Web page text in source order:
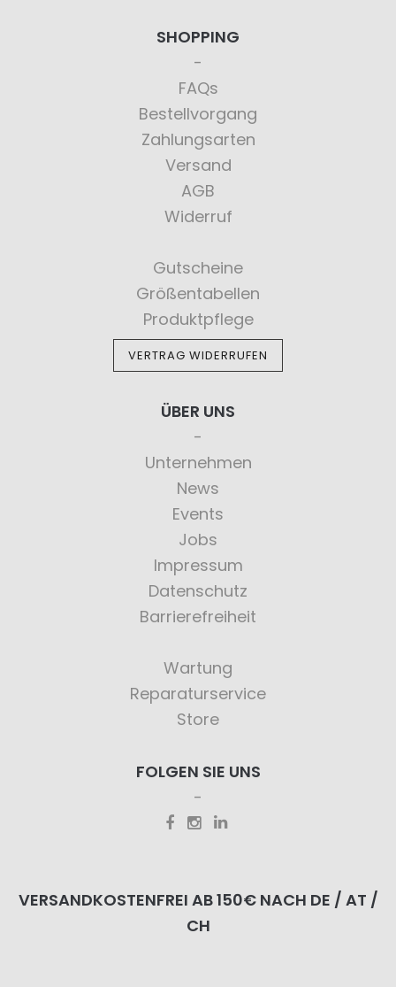
SHOPPING
FAQs
Bestellvorgang
Zahlungsarten
Versand
AGB
Widerruf
Gutscheine
Größentabellen
Produktpflege
VERTRAG WIDERRUFEN
ÜBER UNS
Unternehmen
News
Events
Jobs
Impressum
Datenschutz
Barrierefreiheit
Wartung
Reparaturservice
Store
FOLGEN SIE UNS
VERSANDKOSTENFREI AB 150€ NACH DE / AT /
CH